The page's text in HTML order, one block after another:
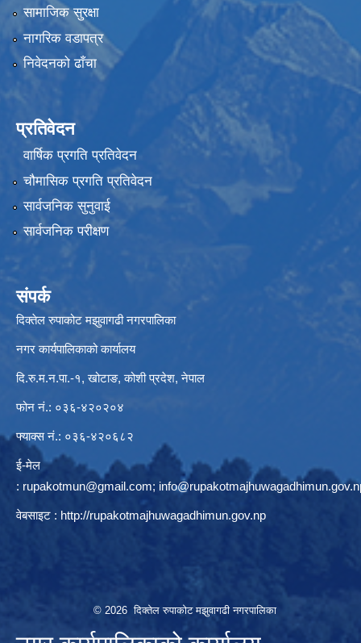
सामाजिक सुरक्षा
नागरिक वडापत्र
निवेदनको ढाँचा
प्रतिवेदन
वार्षिक प्रगति प्रतिवेदन
चौमासिक प्रगति प्रतिवेदन
सार्वजनिक सुनुवाई
सार्वजनिक परीक्षण
संपर्क
दिक्तेल रुपाकोट मझुवागढी नगरपालिका
नगर कार्यपालिकाको कार्यालय
दि.रु.म.न.पा.-१, खोटाङ, कोशी प्रदेश, नेपाल
फोन नं.: ०३६-४२०२०४
फ्याक्स नं.: ०३६-४२०६८२
ई-मेल
: rupakotmun@gmail.com;
वेबसाइट : http://rupakotmajhuwagadhimun.gov.np
© 2026 दिक्तेल रुपाकोट मझुवागढी नगरपालिका